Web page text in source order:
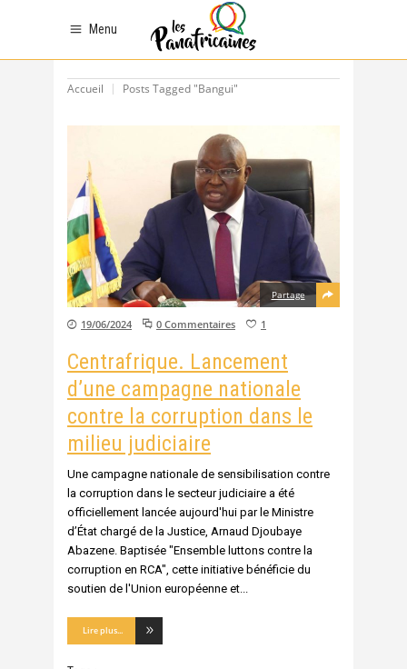
Menu
Accueil Posts Tagged "Bangui"
Partage
19/06/2024 0 Commentaires 1
Centrafrique. Lancement
d’une campagne nationale
contre la corruption dans le
milieu judiciaire
Une campagne nationale de sensibilisation contre
la corruption dans le secteur judiciaire a été
officiellement lancée aujourd'hui par le Ministre
d’État chargé de la Justice, Arnaud Djoubaye
Abazene. Baptisée "Ensemble luttons contre la
corruption en RCA", cette initiative bénéficie du
soutien de l'Union européenne et
Lire plus...